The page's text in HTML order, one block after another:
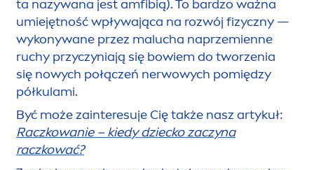
ta nazywana jest amfibią). To bardzo ważna
umiejętność wpływająca na rozwój fizyczny —
wykonywane przez malucha naprzemienne
ruchy przyczyniają się bowiem do tworzenia
się nowych połączeń nerwowych pomiędzy
półkulami.
Być może zainteresuje Cię także nasz artykuł:
Raczkowanie – kiedy dziecko zaczyna
raczkować?